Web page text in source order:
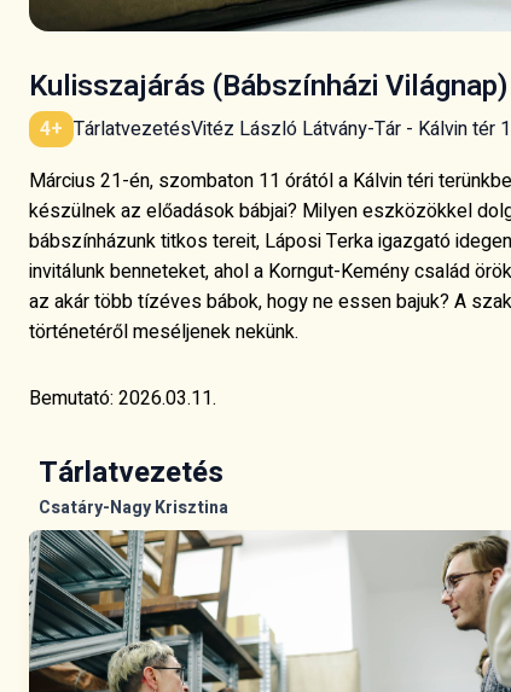
Kulisszajárás (Bábszínházi Világnap)
4+ TárlatvezetésVitéz László Látvány-Tár - Kálvin tér
Március 21-én, szombaton 11 órától a Kálvin téri
készülnek az előadások bábjai? Milyen eszközökkel
bábszínházunk titkos tereit, Láposi Terka igazgató
invitálunk benneteket, ahol a Korngut-Kemény család
az akár több tízéves bábok, hogy ne essen bajuk? A
történetéről meséljenek nekünk.
Bemutató: 2026.03.11.
Tárlatvezetés
Csatáry-Nagy Krisztina